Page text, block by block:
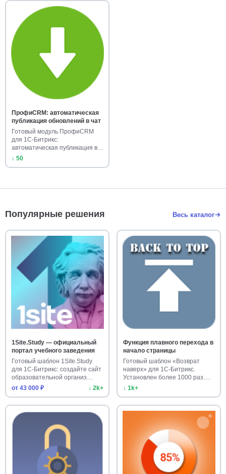
ПрофиCRM: автоматическая
публикация обновлений в чат
Готовый модуль ПрофиCRM
для 1С-Битрикс:
автоматическая публикация в
чат установл…
↓ 50
Популярные решения Весь каталог
1Site.Study — официальный
портал учебного заведения
Готовый шаблон 1Site.Study
для 1С-Битрикс: создайте сайт
образовательной организ…
от 43 000 ₽
↓ 2k+
Функция плавного перехода в
начало страницы
Готовый шаблон «Возврат
наверх» для 1С-Битрикс.
Установлен более 1000 раз.
Улучш…
↓ 1k+